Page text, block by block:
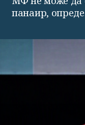
панаир,